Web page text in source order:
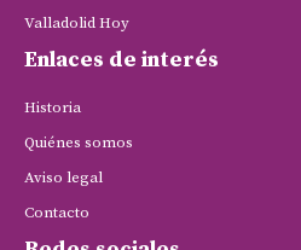
Valladolid Hoy
Enlaces de interés
Historia
Quiénes somos
Aviso legal
Contacto